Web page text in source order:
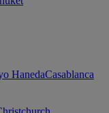
HanedaCasablanca